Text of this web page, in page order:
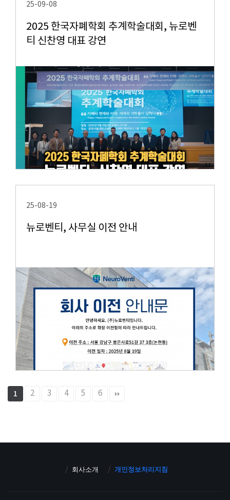
25-09-08
2025 한국자폐학회 추계학술대회, 뉴로벤
티 신찬영 대표 강연
25-08-19
뉴로벤티, 사무실 이전 안내
1 2 3 4 5 6
회사소개 개인정보처리지침